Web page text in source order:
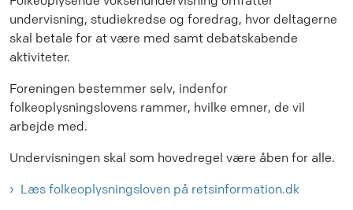
undervisning, studiekredse og foredrag, hvor deltagerne
skal betale for at være med samt debatskabende
aktiviteter.
Foreningen bestemmer selv, indenfor
folkeoplysningslovens rammer, hvilke emner, de vil
arbejde med.
Undervisningen skal som hovedregel være åben for alle.
Læs folkeoplysningsloven på retsinformation.dk